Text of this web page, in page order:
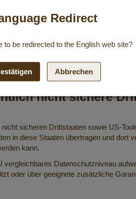
nicht sichere
sicheren Drittstaaten sowie US-
in diese Staaten übertragen und
kann.
Datenschutzniveau
oder über geeignete zusätzliche
Redirect
to be redirected to the English web site?
Abbrechen